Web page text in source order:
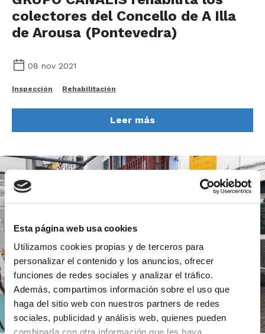
Esta página web usa cookies
Utilizamos cookies propias y de terceros para
personalizar el contenido y los anuncios, ofrecer
funciones de redes sociales y analizar el tráfico.
Además, compartimos información sobre el uso que
haga del sitio web con nuestros partners de redes
sociales, publicidad y análisis web, quienes pueden
combinarla con otra información que les haya
colectores del Concello de A Illa
de Arousa (Pontevedra)
08 nov 2021
Inspección Rehabilitación
Leer más